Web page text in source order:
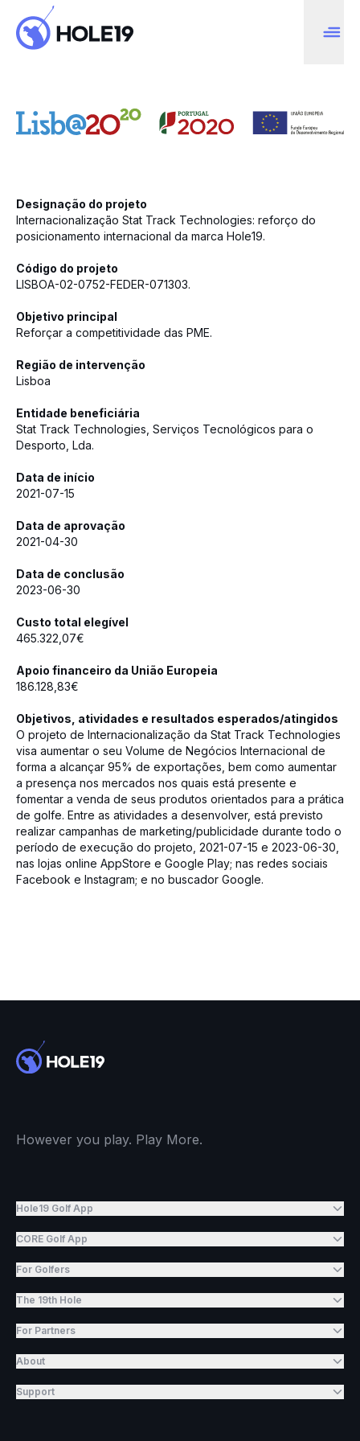
Designação do projeto
Internacionalização Stat Track Technologies: reforço do
posicionamento internacional da marca Hole19.
Código do projeto
LISBOA-02-0752-FEDER-071303.
Objetivo principal
Reforçar a competitividade das PME.
Região de intervenção
Lisboa
Entidade beneficiária
Stat Track Technologies, Serviços Tecnológicos para o
Desporto, Lda.
Data de início
2021-07-15
Data de aprovação
2021-04-30
Data de conclusão
2023-06-30
Custo total elegível
465.322,07€
Apoio financeiro da União Europeia
186.128,83€
Objetivos, atividades e resultados esperados/atingidos
O projeto de Internacionalização da Stat Track Technologies
visa aumentar o seu Volume de Negócios Internacional de
forma a alcançar 95% de exportações, bem como aumentar
a presença nos mercados nos quais está presente e
fomentar a venda de seus produtos orientados para a prática
de golfe. Entre as atividades a desenvolver, está previsto
realizar campanhas de marketing/publicidade durante todo o
período de execução do projeto, 2021-07-15 e 2023-06-30,
nas lojas online AppStore e Google Play; nas redes sociais
Facebook e Instagram; e no buscador Google.
However you play. Play More.
Hole19 Golf App
CORE Golf App
For Golfers
The 19th Hole
For Partners
About
Support